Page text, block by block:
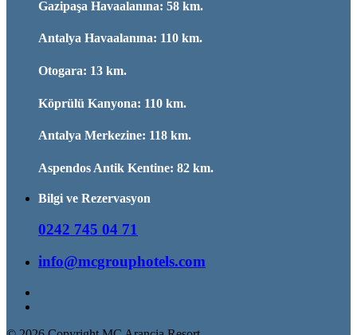
Gazipaşa Havaalanına: 58 km.
Antalya Havaalanına: 110 km.
Otogara: 13 km.
Köprülü Kanyona: 110 km.
Antalya Merkezine: 118 km.
Aspendos Antik Kentine: 82 km.
Bilgi ve Rezervasyon
0242 745 04 71
info@mcgrouphotels.com